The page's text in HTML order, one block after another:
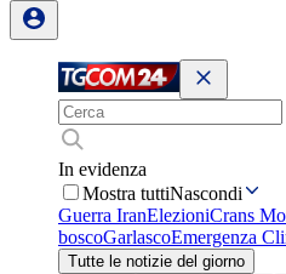
In evidenza
Mostra tuttiNascondi
Guerra IranElezioniCrans
boscoGarlascoEmergenza
Tutte le notizie del giorno